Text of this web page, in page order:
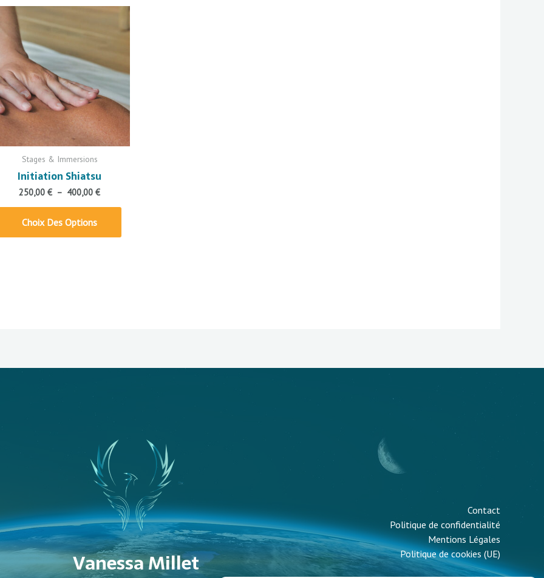
Stages & Immersions
Initiation Shiatsu
250,00€ – 400,00€
400,00 €
Choix Des Options
Ce
produit
variations.
options
peuvent
choisies
Vanessa Millet
Contact
Politique de confidentialité
Mentions Légales
Politique de cookies (UE)